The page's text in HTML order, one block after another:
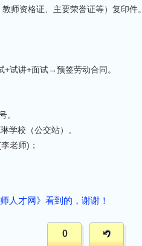
师资格证、主要荣誉证等）复印件。
试讲+面试→预签劳动合同。
。
学校（公交站）。
老师)；
人才网》看到的，谢谢！
0